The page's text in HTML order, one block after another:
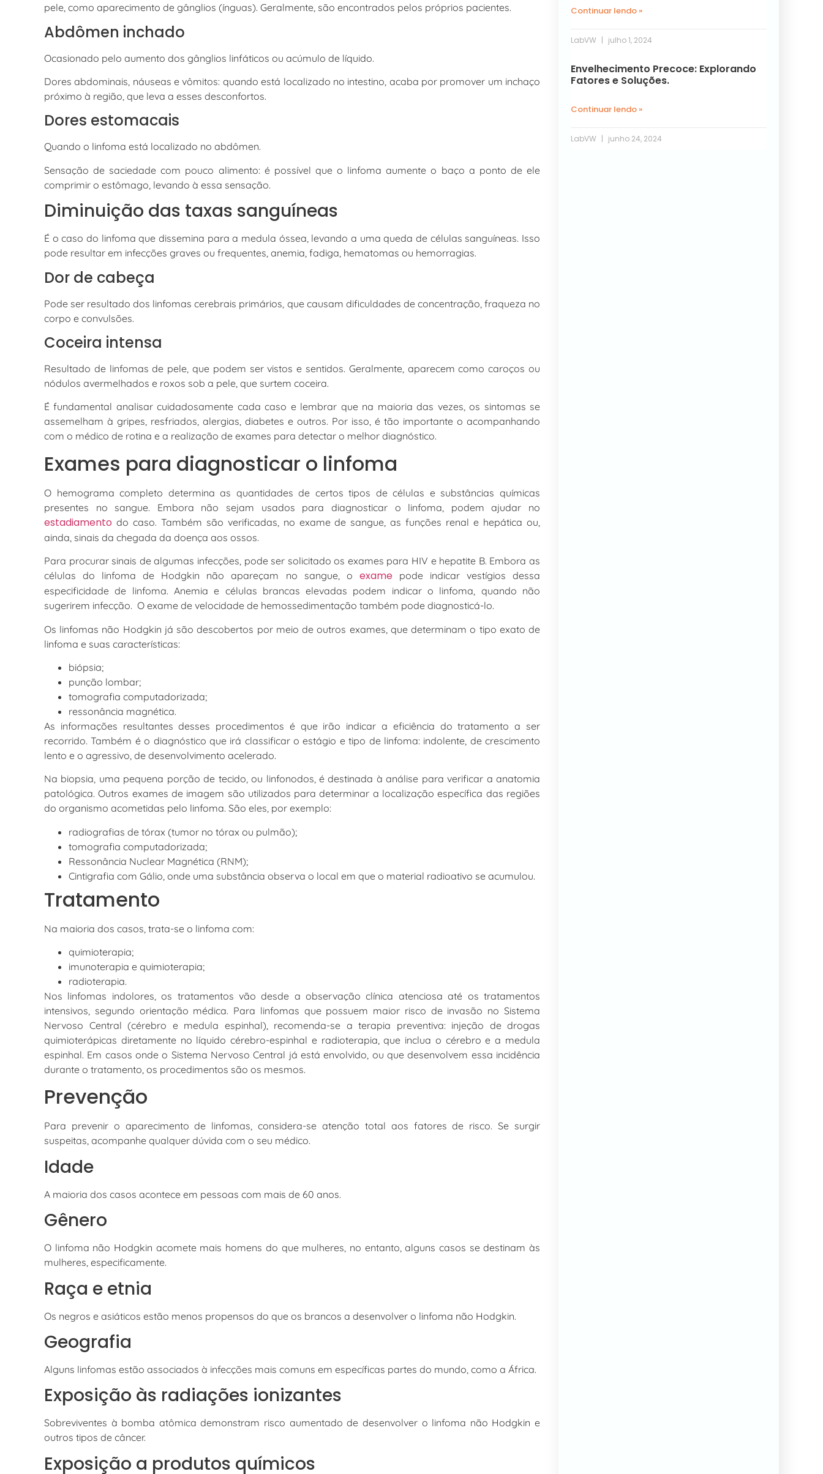
pele, como aparecimento de gânglios (ínguas). Geralmente, são encontrados pelos próprios pacientes.
Abdômen inchado
Ocasionado pelo aumento dos gânglios linfáticos ou acúmulo de líquido.
Dores abdominais, náuseas e vômitos: quando está localizado no intestino, acaba por promover um inchaço
próximo à região, que leva a esses desconfortos.
Dores estomacais
Quando o linfoma está localizado no abdômen.
Sensação de saciedade com pouco alimento: é possível que o linfoma aumente o baço a ponto de ele
comprimir o estômago, levando à essa sensação.
Diminuição das taxas sanguíneas
É o caso do linfoma que dissemina para a medula óssea, levando a uma queda de células sanguíneas. Isso
pode resultar em infecções graves ou frequentes, anemia, fadiga, hematomas ou hemorragias.
Dor de cabeça
Pode ser resultado dos linfomas cerebrais primários, que causam dificuldades de concentração, fraqueza no
corpo e convulsões.
Coceira intensa
Resultado de linfomas de pele, que podem ser vistos e sentidos. Geralmente, aparecem como caroços ou
nódulos avermelhados e roxos sob a pele, que surtem coceira.
É fundamental analisar cuidadosamente cada caso e lembrar que na maioria das vezes, os sintomas se
assemelham à gripes, resfriados, alergias, diabetes e outros. Por isso, é tão importante o acompanhando
com o médico de rotina e a realização de exames para detectar o melhor diagnóstico.
Exames para diagnosticar o linfoma
O hemograma completo determina as quantidades de certos tipos de células e substâncias químicas
presentes no sangue. Embora não sejam usados para diagnosticar o linfoma, podem ajudar no
estadiamento do caso. Também são verificadas, no exame de sangue, as funções renal e hepática ou,
ainda, sinais da chegada da doença aos ossos.
Para procurar sinais de algumas infecções, pode ser solicitado os exames para HIV e hepatite B. Embora as
células do linfoma de Hodgkin não apareçam no sangue, o examepode indicar vestígios dessa
especificidade de linfoma. Anemia e células brancas elevadas podem indicar o linfoma, quando não
sugerirem infecção. O exame de velocidade de hemossedimentação também pode diagnosticá-lo.
Os linfomas não Hodgkin já são descobertos por meio de outros exames, que determinam o tipo exato de
linfoma e suas características:
biópsia;
punção lombar;
tomografia computadorizada;
ressonância magnética.
As informações resultantes desses procedimentos é que irão indicar a eficiência do tratamento a ser
recorrido. Também é o diagnóstico que irá classificar o estágio e tipo de linfoma: indolente, de crescimento
lento e o agressivo, de desenvolvimento acelerado.
Na biopsia, uma pequena porção de tecido, ou linfonodos, é destinada à análise para verificar a anatomia
patológica. Outros exames de imagem são utilizados para determinar a localização específica das regiões
do organismo acometidas pelo linfoma. São eles, por exemplo:
radiografias de tórax (tumor no tórax ou pulmão);
tomografia computadorizada;
Ressonância Nuclear Magnética (RNM);
Cintigrafia com Gálio, onde uma substância observa o local em que o material radioativo se acumulou.
Tratamento
Na maioria dos casos, trata-se o linfoma com:
quimioterapia;
imunoterapia e quimioterapia;
radioterapia.
Nos linfomas indolores, os tratamentos vão desde a observação clínica atenciosa até os tratamentos
intensivos, segundo orientação médica. Para linfomas que possuem maior risco de invasão no Sistema
Nervoso Central (cérebro e medula espinhal), recomenda-se a terapia preventiva: injeção de drogas
quimioterápicas diretamente no líquido cérebro-espinhal e radioterapia, que inclua o cérebro e a medula
espinhal. Em casos onde o Sistema Nervoso Central já está envolvido, ou que desenvolvem essa incidência
durante o tratamento, os procedimentos são os mesmos.
Prevenção
Para prevenir o aparecimento de linfomas, considera-se atenção total aos fatores de risco. Se surgir
suspeitas, acompanhe qualquer dúvida com o seu médico.
Idade
A maioria dos casos acontece em pessoas com mais de 60 anos.
Gênero
O linfoma não Hodgkin acomete mais homens do que mulheres, no entanto, alguns casos se destinam às
mulheres, especificamente.
Raça e etnia
Os negros e asiáticos estão menos propensos do que os brancos a desenvolver o linfoma não Hodgkin.
Geografia
Alguns linfomas estão associados à infecções mais comuns em específicas partes do mundo, como a África.
Exposição às radiações ionizantes
Sobreviventes à bomba atômica demonstram risco aumentado de desenvolver o linfoma não Hodgkin e
outros tipos de câncer.
Exposição a produtos químicos
Continuar lendo »
LabVW julho 1, 2024
Envelhecimento Precoce: Explorando
Fatores e Soluções.
Continuar lendo »
LabVW junho 24, 2024